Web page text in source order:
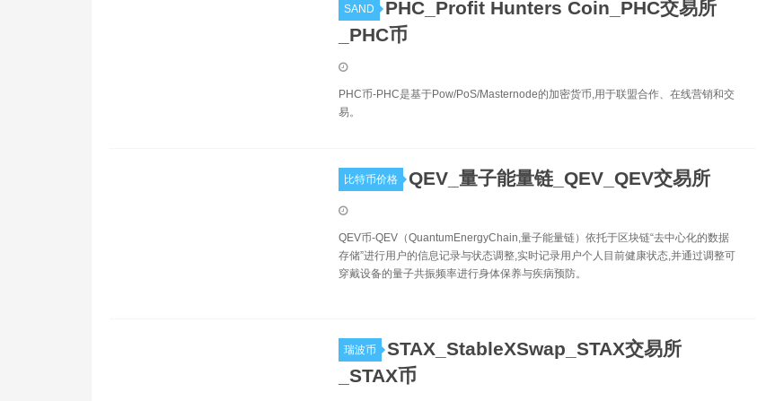
SAND
PHC_Profit Hunters Coin_PHC交易所
_PHC币
PHC币-PHC是基于Pow/PoS/Masternode的加密货币,用于联盟合作、在线营销和交
易。
比特币价格 QEV_量子能量链_QEV_QEV交易所
QEV币-QEV（QuantumEnergyChain,量子能量链）依托于区块链“去中心化的数据
存储”进行用户的信息记录与状态调整,实时记录用户个人目前健康状态,并通过调整可
穿戴设备的量子共振频率进行身体保养与疾病预防。
瑞波币
STAX_StableXSwap_STAX交易所
_STAX币